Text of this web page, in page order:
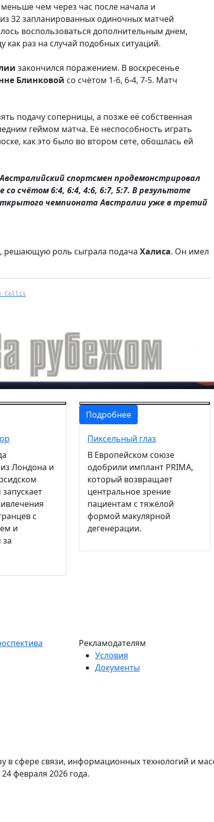
чем через час после начала и
32 запланированных одиночных матчей
воспользоваться дополнительным днем,
раз на случай подобных ситуаций.
закончился поражением. В воскресенье
Блинковой со счётом 1-6, 6-4, 7-5. Матч
подачу соперницы, а позже её собственная
геймом матча. Её неспособность играть
как это было во втором сете, обошлась ей
спортсмен продемонстрировал
счётом 6:4, 6:4, 4:6, 6:7, 5:7. В результате
чемпионата Австралии уже в третий
решающую роль сыграла подача Халиса. Он имел
Collis
Лондона и
с
и
Подробнее
Пиксельный глаз
В Европейском союзе
одобрили имплант PRIMA,
который возвращает
центральное зрение
пациентам с тяжёлой
формой макулярной
дегенерации.
Рекламодателям
Условия
Документы
в сфере связи, информационных технологий и
февраля 2026 года.